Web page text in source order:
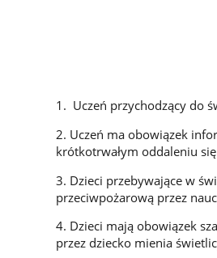
Zasady
§
1. Uczeń przychodzący do
2. Uczeń ma obowiązek
krótkotrwałym oddaleniu
3. Dzieci przebywające w
przeciwpożarową przez
4. Dzieci mają obowiązek
przez dziecko mienia